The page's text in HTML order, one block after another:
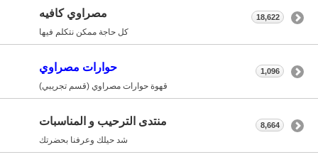
مصراوي كافيه
كل حاجة ممكن نتكلم فيها
18,622
حوارات مصراوي
قهوة حوارات مصراوي (قسم تجريبي)
1,096
منتدى الترحيب و المناسبات
شد حيلك وعرفنا بحضرتك
8,664